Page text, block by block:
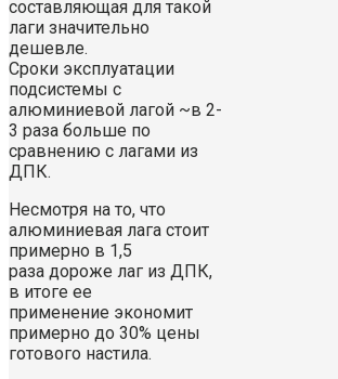
составляющая для такой
лаги значительно
дешевле.
Сроки эксплуатации
подсистемы с
алюминиевой лагой ~в 2-
3 раза больше по
сравнению с лагами из
ДПК.
Несмотря на то, что
алюминиевая лага стоит
примерно в 1,5
раза дороже лаг из ДПК,
в итоге ее
применение экономит
примерно до 30% цены
готового настила.